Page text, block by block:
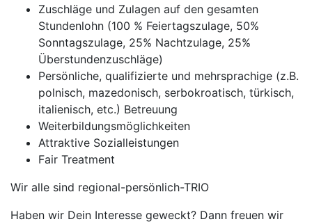
Zuschläge und Zulagen auf den gesamten
Stundenlohn (100 % Feiertagszulage, 50%
Sonntagszulage, 25% Nachtzulage, 25%
Überstundenzuschläge)
Persönliche, qualifizierte und mehrsprachige (z.B.
polnisch, mazedonisch, serbokroatisch, türkisch,
italienisch, etc.) Betreuung
Weiterbildungsmöglichkeiten
Attraktive Sozialleistungen
Fair Treatment
Wir alle sind regional-persönlich-TRIO
Haben wir Dein Interesse geweckt? Dann freuen wir